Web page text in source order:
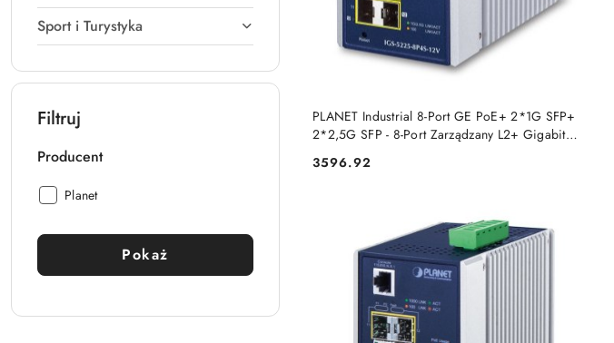
Sport i Turystyka
Filtruj
Producent
Producent:
Planet
Pokaż
PLANET Industrial 8-Port GE PoE+ 2*1G SFP+
2*2,5G SFP - 8-Port Zarządzany L2+ Gigabit
Planet
Cena:
3596.92
DO KOSZYKA